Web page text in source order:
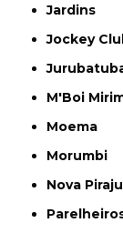
Jardins
Jockey
M'Boi
Moema
Morumbi
Nova Piraju